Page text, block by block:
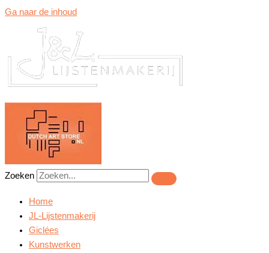
Ga naar de inhoud
Zoeken
Home
JL-Lijstenmakerij
Giclées
Kunstwerken